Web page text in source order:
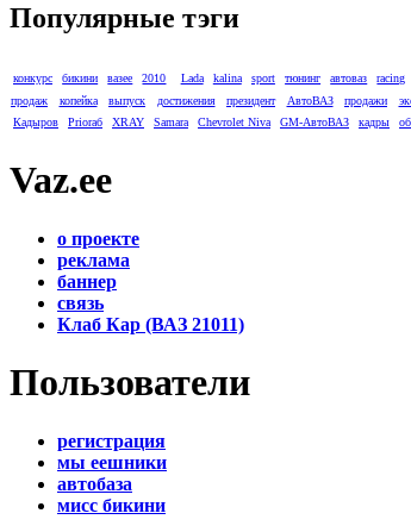
Популярные тэги
конкурс бикини вазее 2010 Lada kalina sport тюнинг автоваз racing
продаж
копейка выпуск достижения президент АвтоВАЗ продажи
Кадыров
Prioraб XRAY Samara Chevrolet Niva GM-АвтоВАЗ кадры
Vaz.ee
о проекте
реклама
баннер
связь
Клаб Кар (ВАЗ 21011)
Пользователи
регистрация
мы еешники
автобаза
мисс бикини